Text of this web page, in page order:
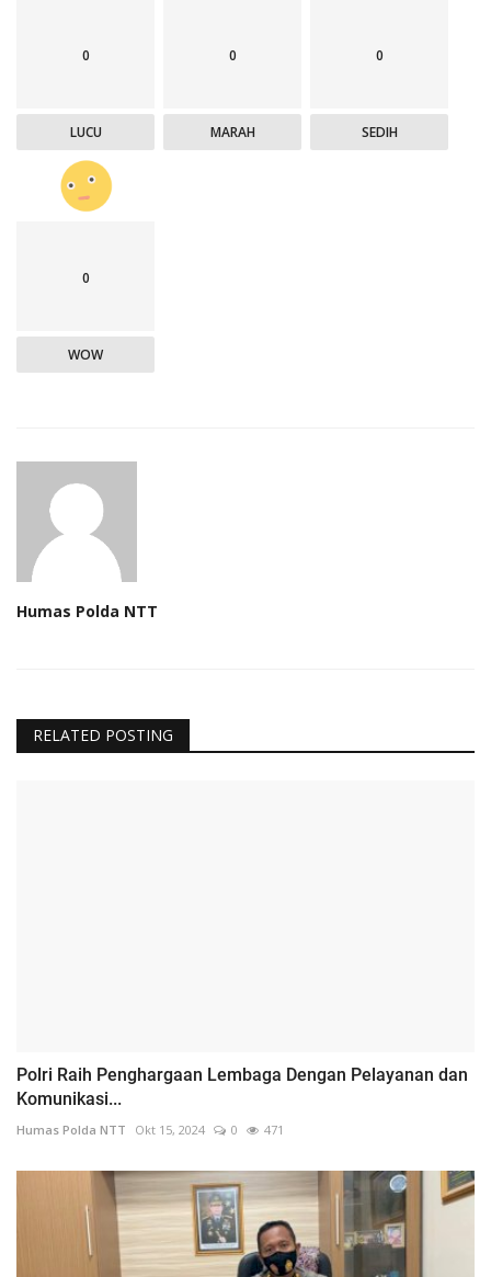
0
LUCU
0
MARAH
0
SEDIH
0
WOW
Humas Polda NTT
RELATED POSTING
Polri Raih Penghargaan Lembaga Dengan Pelayanan dan
Komunikasi...
Humas Polda NTT Okt 15, 2024 0 471